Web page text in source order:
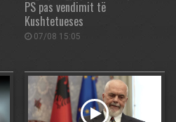
PS pas vendimit të
Kushtetueses
07/08 15:05